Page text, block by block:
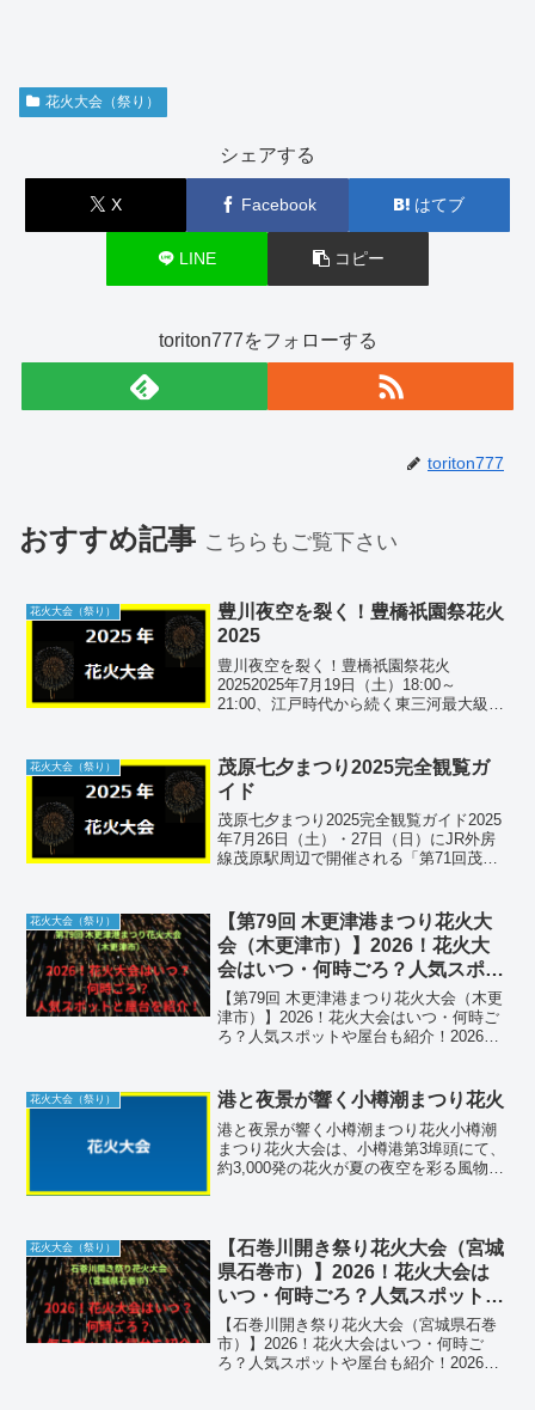
花火大会（祭り）
シェアする
X Facebook はてブ
LINE コピー
toriton777をフォローする
toriton777
おすすめ記事 こちらもご覧下さい
花火大会（祭り）
豊川夜空を裂く！豊橋祇園祭花火
2025
豊川夜空を裂く！豊橋祇園祭花火
20252025年7月19日（土）18:00～
21:00、江戸時代から続く東三河最大級の
スターマインまで約12,000発を無料・有
料席...
花火大会（祭り）
茂原七夕まつり2025完全観覧ガ
イド
茂原七夕まつり2025完全観覧ガイド2025
年7月26日（土）・27日（日）にJR外房
線茂原駅周辺で開催される「第71回茂原
なす夏の一大まつりを楽しむための会場
案...
花火大会（祭り）
【第79回 木更津港まつり花火大
会（木更津市）】2026！花火大
会はいつ・何時ごろ？人気スポッ
トや屋台も紹介！
【第79回 木更津港まつり花火大会（木更
津市）】2026！花火大会はいつ・何時ご
ろ？人気スポットや屋台も紹介！2026
れます。木更津港のシンボルである日本
一高い歩道...
花火大会（祭り） 港と夜景が響く小樽潮まつり花火
港と夜景が響く小樽潮まつり花火小樽潮
まつり花火大会は、小樽港第3埠頭にて、
約3,000発の花火が夏の夜空を彩る風物詩
大の魅力...
花火大会（祭り）
【石巻川開き祭り花火大会（宮城
県石巻市）】2026！花火大会は
いつ・何時ごろ？人気スポットや
屋台も紹介！
【石巻川開き祭り花火大会（宮城県石巻
市）】2026！花火大会はいつ・何時ご
ろ？人気スポットや屋台も紹介！2026